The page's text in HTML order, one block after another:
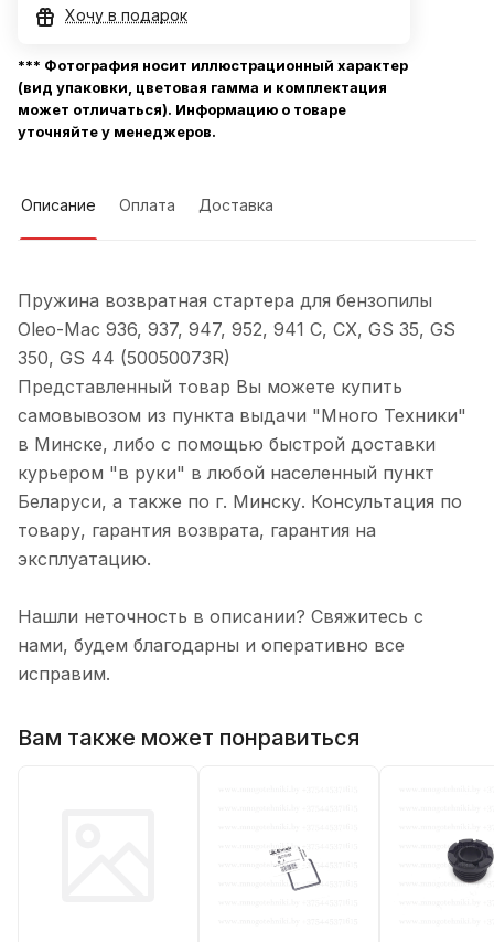
Хочу в подарок
*** Фотография носит иллюстрационный характер
(вид упаковки, цветовая гамма и комплектация
может отличаться). Информацию о товаре
уточняйте у менеджеров.
Описание Оплата Доставка
Пружина возвратная стартера для бензопилы
Oleo-Mac 936, 937, 947, 952, 941 C, CX, GS 35, GS
350, GS 44 (50050073R)
Представленный товар Вы можете купить
самовывозом из пункта выдачи "Много Техники"
в Минске, либо с помощью быстрой доставки
курьером "в руки" в любой населенный пункт
Беларуси, а также по г. Минску. Консультация по
товару, гарантия возврата, гарантия на
эксплуатацию.
Нашли неточность в описании? Свяжитесь с
нами, будем благодарны и оперативно все
исправим.
Вам также может понравиться